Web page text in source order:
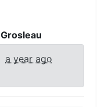
Grosleau
a year ago